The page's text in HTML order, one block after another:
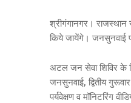
श्रीगंगानगर।
किये जायेंगे। जनसुनवाई
अटल जन सेवा शिविर के
जनसुनवाई, द्वितीय
पर्यवेक्षण व मॉनिटरिंग